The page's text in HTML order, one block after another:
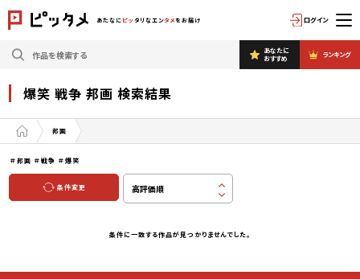
あたなに ピッ タリなエンタメをお届け ログイン
あなたに
おすすめ
ランキング
爆笑 戦争 邦画 検索結果
邦画
＃邦画 ＃戦争 ＃爆笑
条件変更
条件に一致する作品が見つかりませんでした。